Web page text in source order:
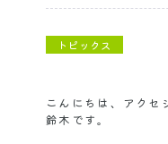
トピックス
こんにちは、アクセ
鈴木です。